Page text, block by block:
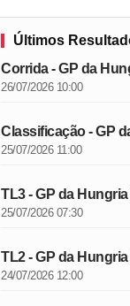
Últimos
Corrida - GP da
26/07/2026 10:00
Classificação - GP
25/07/2026 11:00
TL3 - GP da
25/07/2026 07:30
TL2 - GP da
24/07/2026 12:00